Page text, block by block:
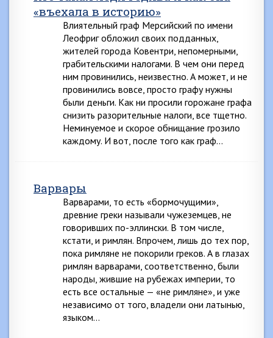
«въехала в историю»
Влиятельный граф Мерсийский по имени
Леофриг обложил своих подданных,
жителей города Ковентри, непомерными,
грабительскими налогами. В чем они перед
ним провинились, неизвестно. А может, и не
провинились вовсе, просто графу нужны
были деньги. Как ни просили горожане графа
снизить разорительные налоги, все тщетно.
Неминуемое и скорое обнищание грозило
каждому. И вот, после того как граф…
Варвары
Варварами, то есть «бормочущими»,
древние греки называли чужеземцев, не
говоривших по-эллински. В том числе,
кстати, и римлян. Впрочем, лишь до тех пор,
пока римляне не покорили греков. А в глазах
римлян варварами, соответственно, были
народы, жившие на рубежах империи, то
есть все остальные — «не римляне», и уже
независимо от того, владели они латынью,
языком…